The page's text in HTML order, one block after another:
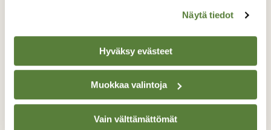
Näytä tiedot
Hyväksy evästeet
Muokkaa valintoja
Vain välttämättömät
Luonnon ihmeitä tämäkin. Lupiinin lehdeltä
löytyi pieni risukasa - kasvinosilla naamioitu
savupussikkaan toukkapussi.
12.6.2022